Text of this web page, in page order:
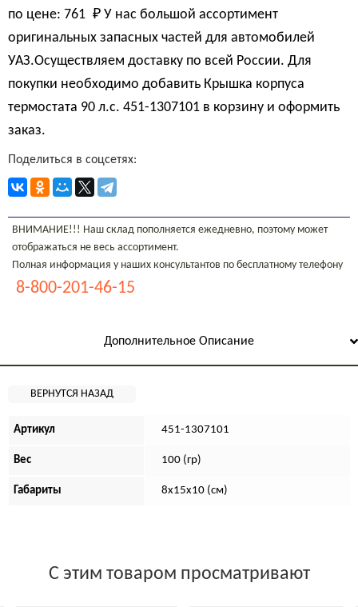
по цене: 761 ₽ У нас большой ассортимент
оригинальных запасных частей для автомобилей
УАЗ.Осуществляем доставку по всей России. Для
покупки необходимо добавить Крышка корпуса
термостата 90 л.с. 451-1307101 в корзину и оформить
заказ.
Поделиться в соцсетях:
ВНИМАНИЕ!!! Наш склад пополняется ежедневно, поэтому может
отображаться не весь ассортимент.
Полная информация у наших консультантов по бесплатному телефону
8-800-201-46-15
Дополнительное Описание
Артикул 451-1307101
Вес 100 (гр)
Габариты 8х15х10 (см)
С этим товаром просматривают